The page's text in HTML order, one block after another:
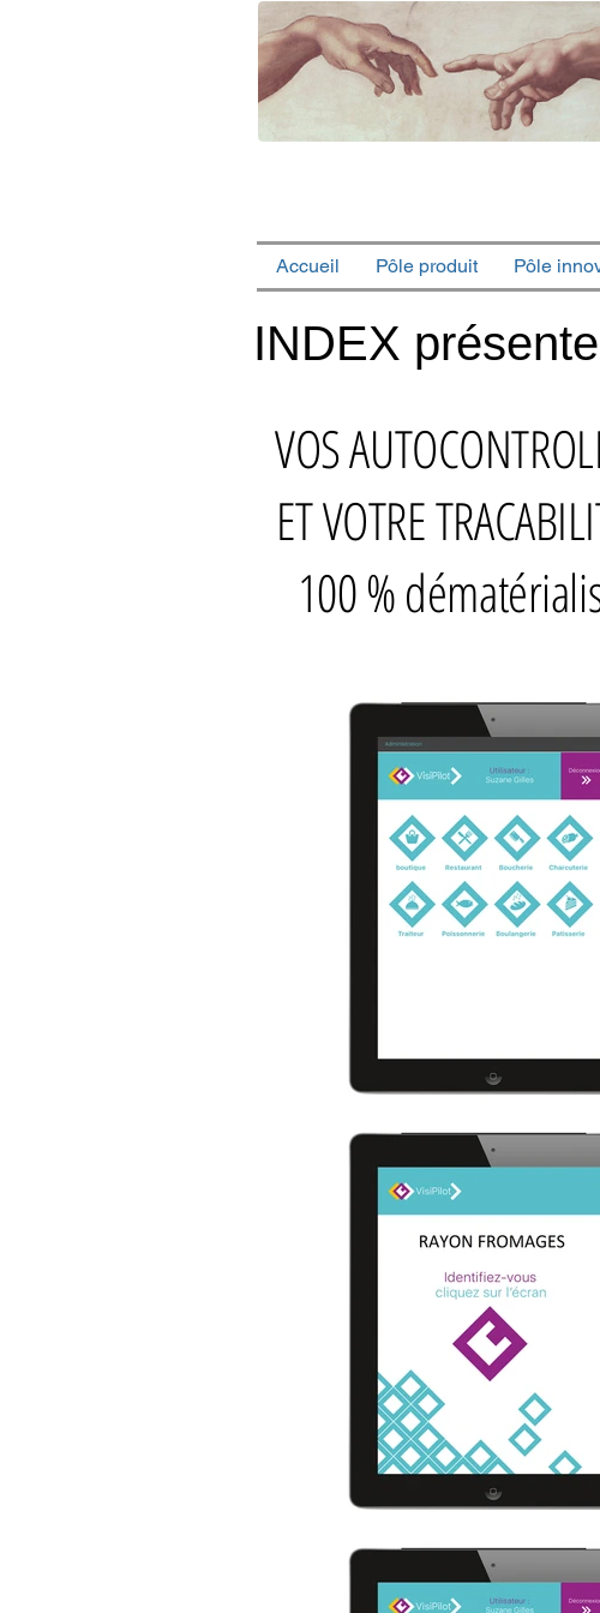
Accueil Pôle produit Pôle
INDEX
VOS
ET VOTRE
100 %